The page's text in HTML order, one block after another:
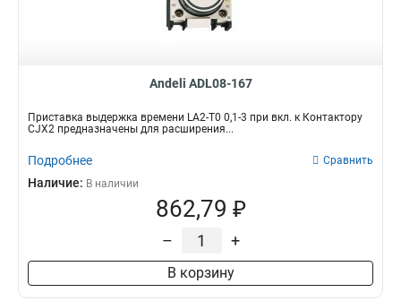
Andeli ADL08-167
Приставка выдержка времени LA2-T0 0,1-3 при вкл. к Контактору
CJX2 предназначены для расширения...
Подробнее Сравнить
Наличие: В наличии
862,79 ₽
– +
В корзину